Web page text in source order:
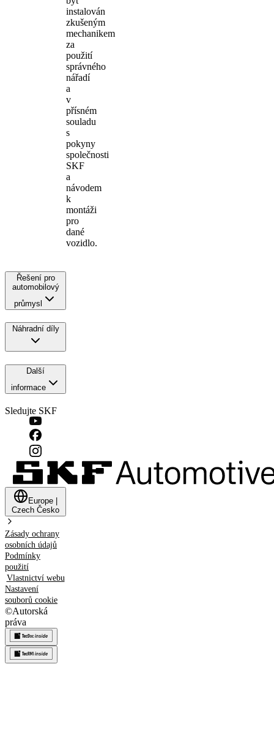
instalován
zkušeným
mechanikem
za
použití
správného
nářadí
a
v
přísném
souladu
s
pokyny
společnosti
SKF
a
návodem
k
montáži
pro
dané
vozidlo.
Řešení pro
automobilový
průmysl
Náhradní díly
Další
informace
Sledujte SKF
Europe
Czech Česko
Zásady ochrany
osobních údajů
Podmínky
použití
Vlastnictví webu
Nastavení
souborů cookie
©Autorská
práva